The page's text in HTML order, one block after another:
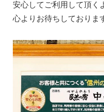
安心してご利用して頂く
心よりお待ちしておりま